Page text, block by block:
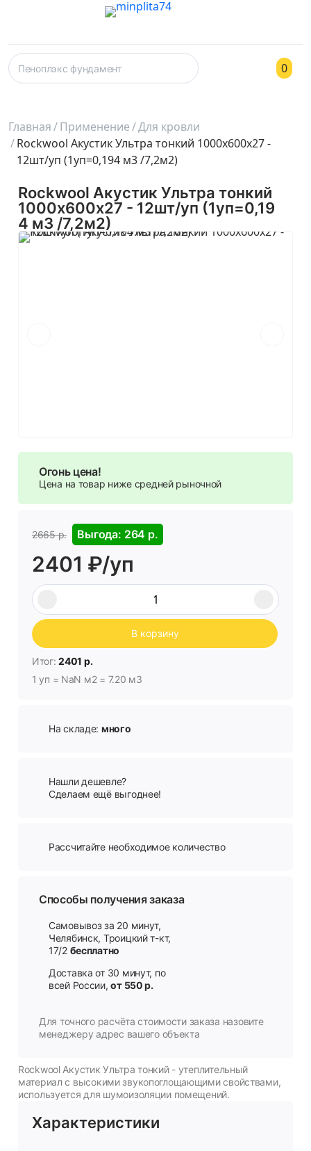
0
Главная Применение Для кровли
Rockwool Акустик Ультра тонкий 1000х600х27 -
12шт/уп (1уп=0,194 м3 /7,2м2)
Rockwool Акустик Ультра тонкий
1000х600х27 - 12шт/уп (1уп=0,19
4 м3 /7,2м2)
Огонь цена!
Цена на товар ниже средней рыночной
2665 р. Выгода: 264 р.
2401 ₽/уп
В корзину
Итог:2401 р.
1 уп = NaN м2 = 7.20 м3
На складе: много
Нашли дешевле?
Сделаем ещё выгоднее!
Рассчитайте необходимое количество
Способы получения заказа
Самовывоз за 20 минут,
Челябинск, Троицкий т-кт,
17/2 бесплатно
Доставка от 30 минут, по
всей России,от 550 р.
Для точного расчёта стоимости заказа назовите
менеджеру адрес вашего объекта
Rockwool Акустик Ультра тонкий - утеплительный
материал с высокими звукопоглощающими свойствами,
используется для шумоизоляции помещений.
Характеристики